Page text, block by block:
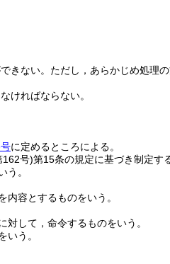
きない。 ただし，あらかじめ処理
ければならない。
に定めるところによる。
162号)第15条の規定に基づき制定す
。
容とするものをいう。
して，命令するものをいう。
う。